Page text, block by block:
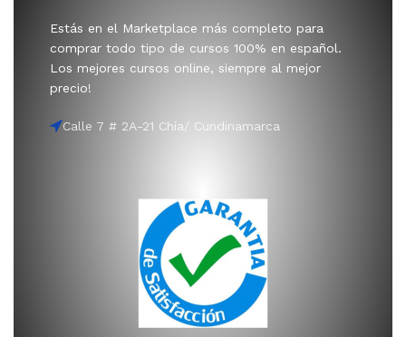
Estás en el Marketplace más completo para
comprar todo tipo de cursos 100% en español.
Los mejores cursos online, siempre al mejor
precio!
Calle 7 # 2A-21 Chía/ Cundinamarca